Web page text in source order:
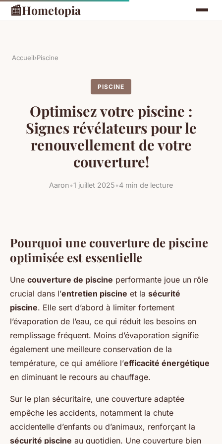
📰Hometopia
Accueil›Piscine
PISCINE
Optimisez votre piscine :
Signes révélateurs pour le
renouvellement de votre
couverture!
Aaron•1 juillet 2025•4 min de lecture
Pourquoi une couverture de piscine
optimisée est essentielle
Une couverture de piscine performante joue un rôle
crucial dans l’entretien piscine et la sécurité
piscine. Elle sert d’abord à limiter fortement
l’évaporation de l’eau, ce qui réduit les besoins en
remplissage fréquent. Moins d’évaporation signifie
également une meilleure conservation de la
température, ce qui améliore l’efficacité énergétique
en diminuant le recours au chauffage.
Sur le plan sécuritaire, une couverture adaptée
empêche les accidents, notamment la chute
accidentelle d’enfants ou d’animaux, renforçant la
sécurité piscine au quotidien. Une couverture bien